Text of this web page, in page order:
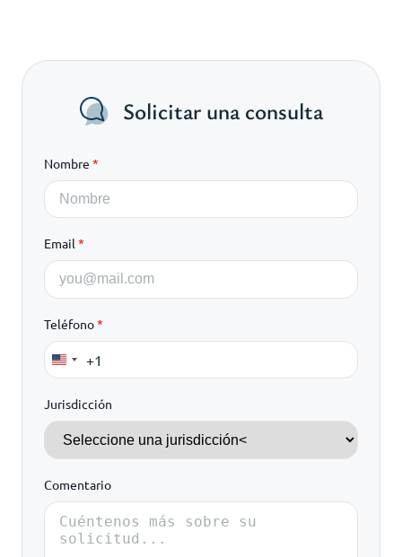
Solicitar una consulta
Nombre *
Email *
Teléfono*
United
+1
+1
Jurisdicción
Comentario